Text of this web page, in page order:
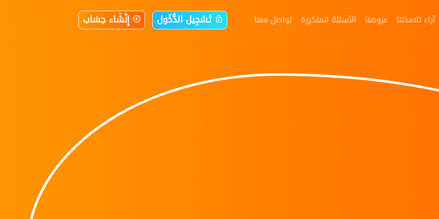
آراء تلامذتنا عروضنا الأسئلة المتكررة تواصل معنا تَسْجِيل الدُّخُول إِنْشَاء حِسَاب